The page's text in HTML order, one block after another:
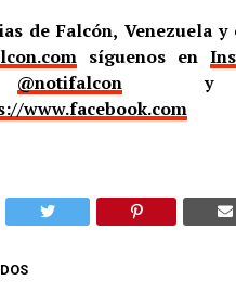
de Falcón, Venezuela
síguenos en
@notifalcony
www.facebook.com